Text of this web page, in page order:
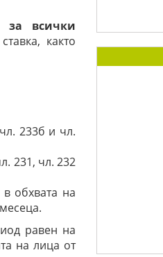
за всички
както
233б и чл.
231, чл. 232
обхвата на
равен на
на лица от